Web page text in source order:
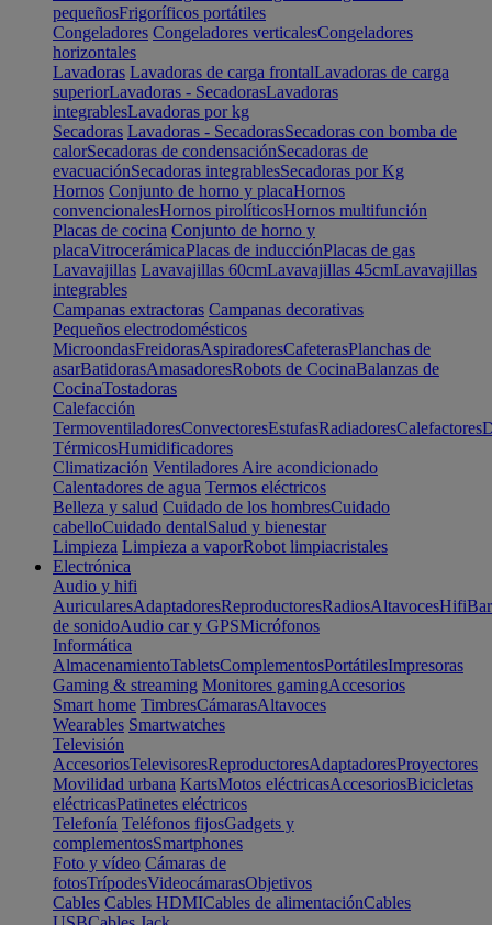
pequeñosFrigoríficos portátiles
Congeladores Congeladores verticalesCongeladores
horizontales
Lavadoras Lavadoras de carga frontalLavadoras de carga
superiorLavadoras - SecadorasLavadoras
integrablesLavadoras por kg
Secadoras Lavadoras - SecadorasSecadoras con bomba de
calorSecadoras de condensaciónSecadoras de
evacuaciónSecadoras integrablesSecadoras por Kg
Hornos Conjunto de horno y placaHornos
convencionalesHornos pirolíticosHornos multifunción
Placas de cocina Conjunto de horno y
placaVitrocerámicaPlacas de inducciónPlacas de gas
Lavavajillas Lavavajillas 60cmLavavajillas 45cmLavavajillas
integrables
Campanas extractoras Campanas decorativas
Pequeños electrodomésticos
MicroondasFreidorasAspiradoresCafeterasPlanchas de
asarBatidorasAmasadoresRobots de CocinaBalanzas de
CocinaTostadoras
Calefacción
TermoventiladoresConvectoresEstufasRadiadoresCalefactores
TérmicosHumidificadores
Climatización Ventiladores Aire acondicionado
Calentadores de agua Termos eléctricos
Belleza y salud Cuidado de los hombresCuidado
cabelloCuidado dentalSalud y bienestar
Limpieza Limpieza a vaporRobot limpiacristales
Electrónica
Audio y hifi
AuricularesAdaptadoresReproductoresRadiosAltavocesHifi
de sonidoAudio car y GPSMicrófonos
Informática
AlmacenamientoTabletsComplementosPortátilesImpresoras
Gaming & streaming Monitores gamingAccesorios
Smart home TimbresCámarasAltavoces
Wearables Smartwatches
Televisión
AccesoriosTelevisoresReproductoresAdaptadoresProyectores
Movilidad urbana KartsMotos eléctricasAccesoriosBicicletas
eléctricasPatinetes eléctricos
Telefonía Teléfonos fijosGadgets y
complementosSmartphones
Foto y vídeo Cámaras de
fotosTrípodesVideocámarasObjetivos
Cables Cables HDMICables de alimentaciónCables